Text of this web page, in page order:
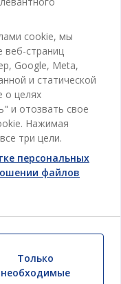
Кишинёв,
cookie, мы
веб-страниц
Google, Meta,
и статической
о целях
и отозвать свое
Нажимая
три цели.
персональных
файлов
Только
необходимые